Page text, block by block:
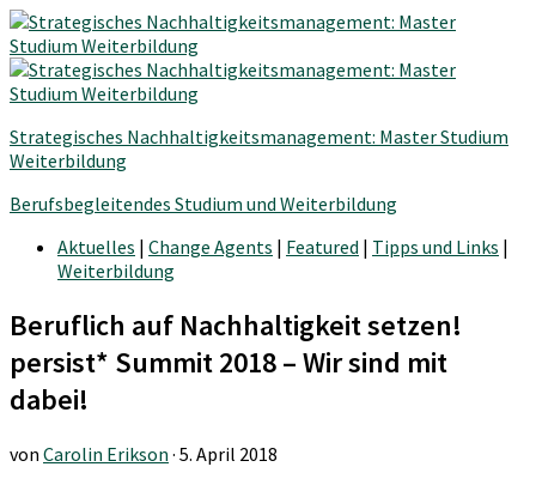
Strategisches Nachhaltigkeitsmanagement: Master Studium
Weiterbildung
Berufsbegleitendes Studium und Weiterbildung
Aktuelles | Change Agents | Featured | Tipps und Links |
Weiterbildung
Beruflich auf Nachhaltigkeit setzen!
persist* Summit 2018 – Wir sind mit
dabei!
von Carolin Erikson · 5. April 2018